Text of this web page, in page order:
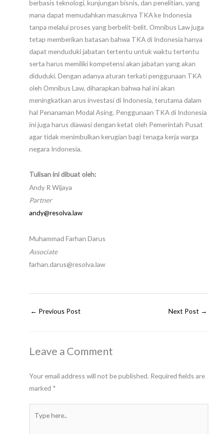
berbasis teknologi, kunjungan bisnis, dan penelitian, yang
mana dapat memudahkan masuknya TKA ke Indonesia
tanpa melalui proses yang berbelit-belit. Omnibus Law juga
tetap memberikan batasan bahwa TKA di Indonesia hanya
dapat menduduki jabatan tertentu untuk waktu tertentu
serta harus memiliki kompetensi akan jabatan yang akan
diduduki. Dengan adanya aturan terkati penggunaan TKA
oleh Omnibus Law, diharapkan bahwa hal ini akan
meningkatkan arus investasi di Indonesia, terutama dalam
hal Penanaman Modal Asing. Penggunaan TKA di Indonesia
ini juga harus diawasi dengan ketat oleh Pemerintah Pusat
agar tidak menimbulkan kerugian bagi tenaga kerja warga
negara Indonesia.
Tulisan ini dibuat oleh:
Andy R Wijaya
Partner
andy@resolva.law
Muhammad Farhan Darus
Associate
farhan.darus@resolva.law
← Previous Post Next Post →
Leave a Comment
Your email address will not be published. Required fields are
marked *
here..